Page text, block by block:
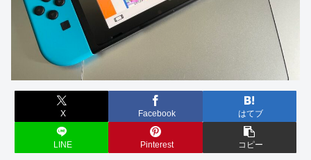
X Facebook はてブ
LINE Pinterest コピー